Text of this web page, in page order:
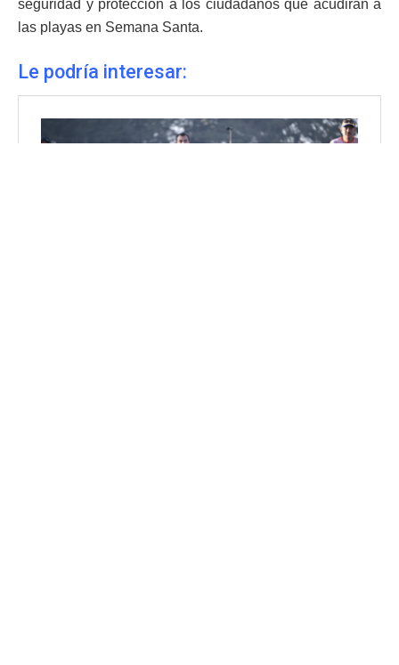
seguridad y protección a los ciudadanos que acudirán a
las playas en Semana Santa.
Le podría interesar: